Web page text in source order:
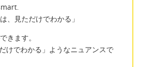
、見ただけでわかる」
きます。
けでわかる」ようなニュアンスで